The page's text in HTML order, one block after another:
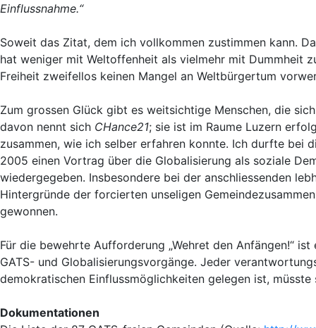
Einflussnahme.“
Soweit das Zitat, dem ich vollkommen zustimmen kann.
hat weniger mit Weltoffenheit als vielmehr mit Dummheit
Freiheit zweifellos keinen Mangel an Weltbürgertum
Zum grossen Glück gibt es weitsichtige Menschen, die
davon nennt sich CHance21; sie ist im Raume Luzern
zusammen, wie ich selber erfahren konnte. Ich durfte bei
2005 einen Vortrag über die Globalisierung als soziale
wiedergegeben. Insbesondere bei der anschliessenden
Hintergründe der forcierten unseligen
gewonnen.
Für die bewehrte Aufforderung „Wehret den Anfängen!“
GATS- und Globalisierungsvorgänge. Jeder
demokratischen Einflussmöglichkeiten gelegen ist,
Dokumentationen